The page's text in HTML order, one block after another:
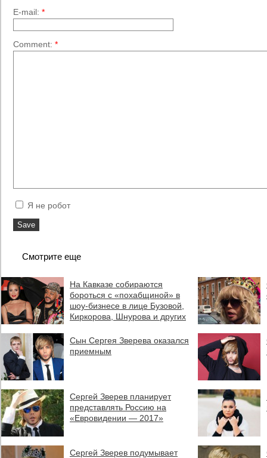
E-mail: *
Comment: *
Я не робот
Смотрите еще
На Кавказе собираются
бороться с «похабщиной» в
шоу-бизнесе в лице Бузовой,
Киркорова, Шнурова и других
Сын Сергея Зверева оказался
приемным
Сергей Зверев планирует
представлять Россию на
«Евровидении — 2017»
Сергей Зверев подумывает